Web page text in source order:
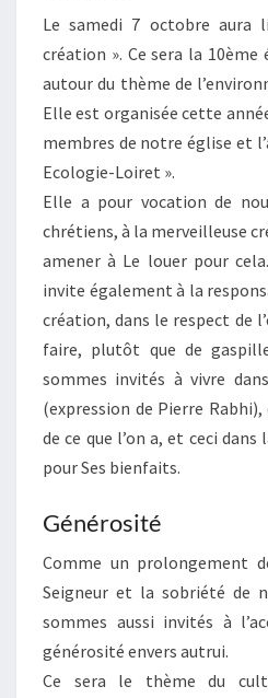
Le samedi 7 octobre aura
création ». Ce sera la
autour du thème de
Elle est organisée cette
membres de notre église et
Ecologie-Loiret ».
Elle a pour vocation de
chrétiens, à la merveilleuse
amener à Le louer pour
invite également à la
création, dans le respect de
faire, plutôt que de
sommes invités à vivre
(expression de Pierre
de ce que l’on a, et ceci dans
pour Ses bienfaits.
Générosité
Comme un prolongement
Seigneur et la sobriété de
sommes aussi invités à
générosité envers autrui.
Ce sera le thème du